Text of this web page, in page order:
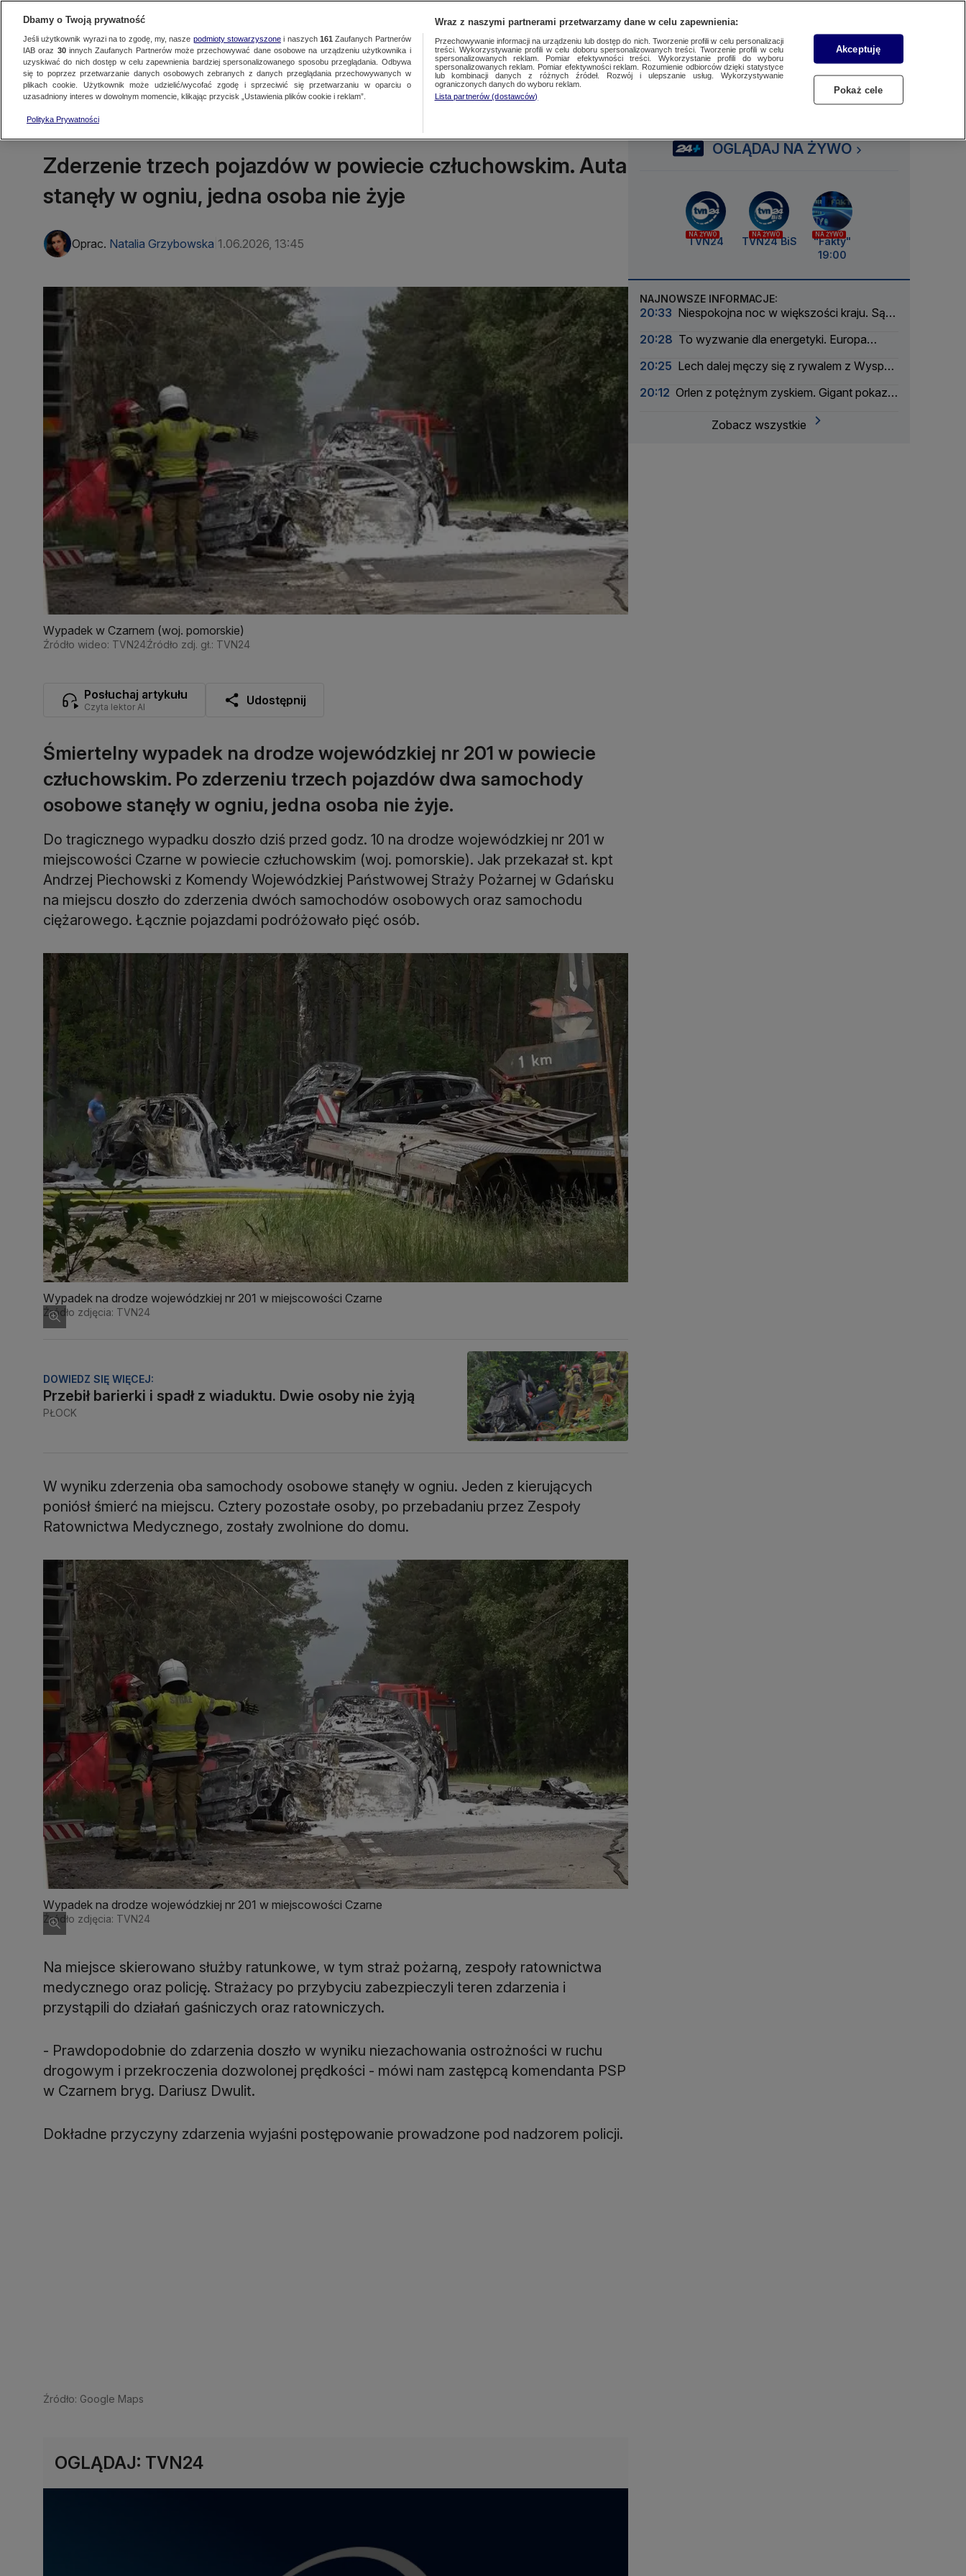
SUBSKRYBUJ
SzukajZaloguj się
Oglądaj TVN24NajnowszeFaktyŚwiat PolskaRegionalne Więcej CzytajSłuchaj
Zderzenie trzech pojazdów w powiecie człuchowskim. Auta
stanęły w ogniu, jedna osoba nie żyje
Oprac. Natalia Grzybowska 1.06.2026, 13:45
Wypadek w Czarnem (woj. pomorskie)
Źródło wideo: TVN24Źródło zdj. gł.: TVN24
Posłuchaj artykułu
Czyta lektor AI Udostępnij
Śmiertelny wypadek na drodze wojewódzkiej nr 201 w powiecie
człuchowskim. Po zderzeniu trzech pojazdów dwa samochody
osobowe stanęły w ogniu, jedna osoba nie żyje.
Do tragicznego wypadku doszło dziś przed godz. 10 na drodze wojewódzkiej nr 201 w
miejscowości Czarne w powiecie człuchowskim (woj. pomorskie). Jak przekazał st. kpt
Andrzej Piechowski z Komendy Wojewódzkiej Państwowej Straży Pożarnej w Gdańsku
na miejscu doszło do zderzenia dwóch samochodów osobowych oraz samochodu
ciężarowego. Łącznie pojazdami podróżowało pięć osób.
Wypadek na drodze wojewódzkiej nr 201 w miejscowości Czarne
Źródło zdjęcia: TVN24
DOWIEDZ SIĘ WIĘCEJ:
Przebił barierki i spadł z wiaduktu. Dwie osoby nie żyją
PŁOCK
W wyniku zderzenia oba samochody osobowe stanęły w ogniu. Jeden z kierujących
poniósł śmierć na miejscu. Cztery pozostałe osoby, po przebadaniu przez Zespoły
Ratownictwa Medycznego, zostały zwolnione do domu.
Wypadek na drodze wojewódzkiej nr 201 w miejscowości Czarne
Źródło zdjęcia: TVN24
Na miejsce skierowano służby ratunkowe, w tym straż pożarną, zespoły ratownictwa
medycznego oraz policję. Strażacy po przybyciu zabezpieczyli teren zdarzenia i
przystąpili do działań gaśniczych oraz ratowniczych.
- Prawdopodobnie do zdarzenia doszło w wyniku niezachowania ostrożności w ruchu
drogowym i przekroczenia dozwolonej prędkości - mówi nam zastępcą komendanta PSP
w Czarnem bryg. Dariusz Dwulit.
Dokładne przyczyny zdarzenia wyjaśni postępowanie prowadzone pod nadzorem policji.
Źródło: Google Maps
OGLĄDAJ: TVN24
OGLĄDAJ NA ŻYWO
NA ŻYWO
TVN24
NA ŻYWO
TVN24 BiS
NA ŻYWO
"Fakty"
19:00
NAJNOWSZE INFORMACJE:
20:33 Niespokojna noc w większości kraju. Są
20:28 To wyzwanie dla energetyki. Europa
20:25 Lech dalej męczy się z rywalem z Wysp
20:12 Orlen z potężnym zyskiem. Gigant pokazał
Zobacz wszystkie
Dbamy o Twoją prywatność
Jeśli użytkownik wyrazi na to zgodę, my, nasze podmioty stowarzyszonei naszych 161 Zaufanych Partnerów
IAB oraz 30innych Zaufanych Partnerów może przechowywać dane osobowe na urządzeniu użytkownika i
uzyskiwać do nich dostęp w celu zapewnienia bardziej spersonalizowanego sposobu przeglądania. Odbywa
się to poprzez przetwarzanie danych osobowych zebranych z danych przeglądania przechowywanych w
plikach cookie. Użytkownik może udzielić/wycofać zgodę i sprzeciwić się przetwarzaniu w oparciu o
uzasadniony interes w dowolnym momencie, klikając przycisk „Ustawienia plików cookie i reklam”.
Polityka Prywatności
Wraz z naszymi partnerami przetwarzamy dane w celu zapewnienia:
Przechowywanie informacji na urządzeniu lub dostęp do nich. Tworzenie profili w celu personalizacji
treści. Wykorzystywanie profili w celu doboru spersonalizowanych treści. Tworzenie profili w celu
spersonalizowanych reklam. Pomiar efektywności treści. Wykorzystanie profili do wyboru
spersonalizowanych reklam. Pomiar efektywności reklam. Rozumienie odbiorców dzięki statystyce
lub kombinacji danych z różnych źródeł. Rozwój i ulepszanie usług. Wykorzystywanie
ograniczonych danych do wyboru reklam.
Lista partnerów (dostawców)
Akceptuję
Pokaż cele